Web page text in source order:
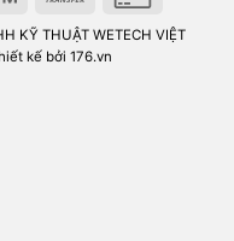
KỸ THUẬT WETECH VIỆT
kế bởi 176.vn